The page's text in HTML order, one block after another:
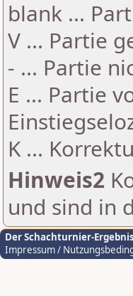
blank ...
V ... Partie
- ... Partie
E ... Partie
K ...
Hinweis2
und sind in
Der Schachturnier-
Impressum /